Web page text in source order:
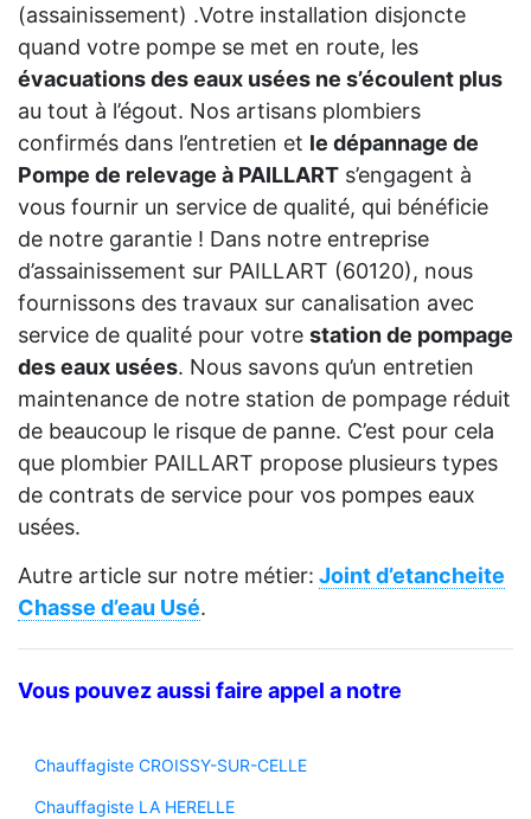
(assainissement) .Votre installation disjoncte
quand votre pompe se met en route, les
évacuations des eaux usées ne s’écoulent plus
au tout à l’égout. Nos artisans plombiers
confirmés dans l’entretien et le dépannage de
Pompe de relevage à PAILLART s’engagent à
vous fournir un service de qualité, qui bénéficie
de notre garantie ! Dans notre entreprise
d’assainissement sur PAILLART (60120), nous
fournissons des travaux sur canalisation avec
service de qualité pour votre station de pompage
des eaux usées. Nous savons qu’un entretien
maintenance de notre station de pompage réduit
de beaucoup le risque de panne. C’est pour cela
que plombier PAILLART propose plusieurs types
de contrats de service pour vos pompes eaux
usées.
Autre article sur notre métier: Joint d’etancheite
Chasse d’eau Usé.
Vous pouvez aussi faire appel a notre
Chauffagiste CROISSY-SUR-CELLE
Chauffagiste LA HERELLE